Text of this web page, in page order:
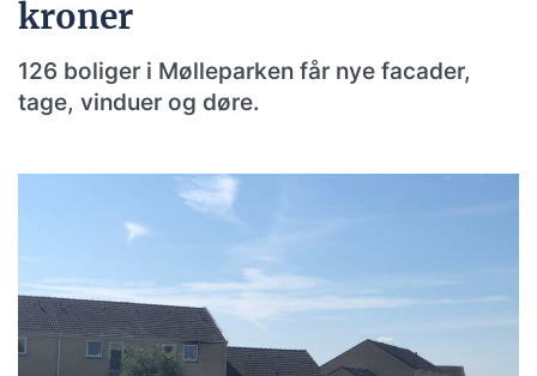
kroner
126 boliger i Mølleparken får nye facader,
tage, vinduer og døre.